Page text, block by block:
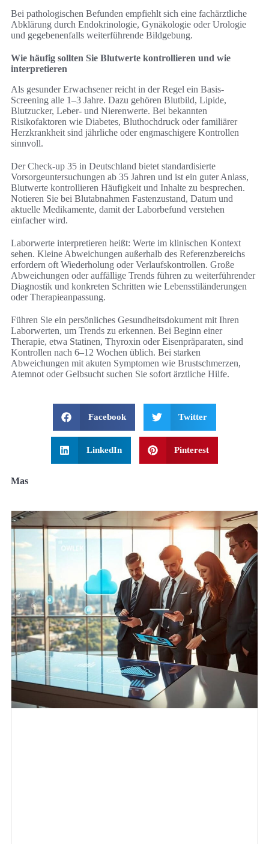
Bei pathologischen Befunden empfiehlt sich eine fachärztliche
Abklärung durch Endokrinologie, Gynäkologie oder Urologie
und gegebenenfalls weiterführende Bildgebung.
Wie häufig sollten Sie Blutwerte kontrollieren und wie
interpretieren
Als gesunder Erwachsener reicht in der Regel ein Basis-
Screening alle 1–3 Jahre. Dazu gehören Blutbild, Lipide,
Blutzucker, Leber- und Nierenwerte. Bei bekannten
Risikofaktoren wie Diabetes, Bluthochdruck oder familiärer
Herzkrankheit sind jährliche oder engmaschigere Kontrollen
sinnvoll.
Der Check-up 35 in Deutschland bietet standardisierte
Vorsorgeuntersuchungen ab 35 Jahren und ist ein guter Anlass,
Blutwerte kontrollieren Häufigkeit und Inhalte zu besprechen.
Notieren Sie bei Blutabnahmen Fastenzustand, Datum und
aktuelle Medikamente, damit der Laborbefund verstehen
einfacher wird.
Laborwerte interpretieren heißt: Werte im klinischen Kontext
sehen. Kleine Abweichungen außerhalb des Referenzbereichs
erfordern oft Wiederholung oder Verlaufskontrollen. Große
Abweichungen oder auffällige Trends führen zu weiterführender
Diagnostik und konkreten Schritten wie Lebensstiländerungen
oder Therapieanpassung.
Führen Sie ein persönliches Gesundheitsdokument mit Ihren
Laborwerten, um Trends zu erkennen. Bei Beginn einer
Therapie, etwa Statinen, Thyroxin oder Eisenpräparaten, sind
Kontrollen nach 6–12 Wochen üblich. Bei starken
Abweichungen mit akuten Symptomen wie Brustschmerzen,
Atemnot oder Gelbsucht suchen Sie sofort ärztliche Hilfe.
Facebook Twitter
LinkedIn Pinterest
Mas